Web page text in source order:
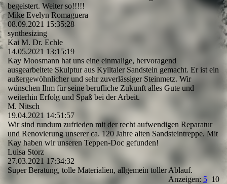
begeistert. Weiter so!!!!!
Mike Evelyn Romaguera
08.09.2021 15:35:28
synthesizing
Kai M. Dr. Echle
14.05.2021 13:15:19
Kay Moosmann hat uns eine einmalige, hervoragend
ausgearbeitete Skulptur aus Kylltaler Sandstein gemacht. Er ist ein
außergewöhnlicher und sehr zuverlässiger Steinmetz. Wir
wünschen Ihm für seine berufliche Zukunft alles Gute und
weiterhin Erfolg und Spaß bei der Arbeit.
M. Nitsch
19.04.2021 14:51:57
Wir sind rundum zufrieden mit der recht aufwendigen Reparatur
und Renovierung unserer ca. 120 Jahre alten Sandsteintreppe. Mit
Kay haben wir unseren Teppen-Doc gefunden!
Luisa Storz
27.03.2021 17:34:32
Super Beratung, tolle Materialien, allgemein toller Ablauf.
Anzeigen: 5 10